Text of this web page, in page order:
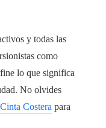
y todas las
como
lo que significa
No olvides
Costera para